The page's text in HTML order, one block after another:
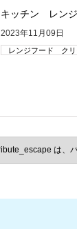
キッチン レン
2023年11月09日
レンジフード クリ